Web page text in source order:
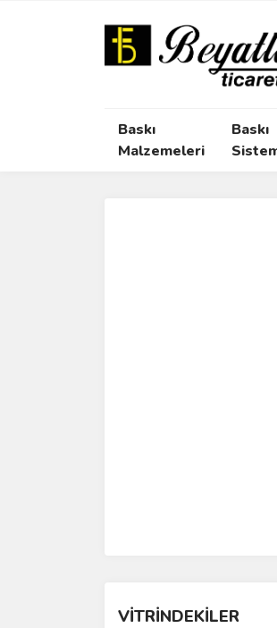
Baskı
Malzemeleri
Baskı
VİTRİNDEKİLER